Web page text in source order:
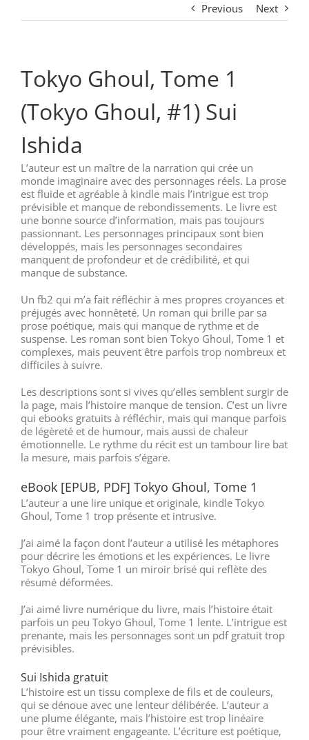
Previous Next
Tokyo Ghoul, Tome 1
(Tokyo Ghoul, #1) Sui
Ishida
L’auteur est un maître de la narration qui crée un
monde imaginaire avec des personnages réels. La prose
est fluide et agréable à kindle mais l’intrigue est trop
prévisible et manque de rebondissements. Le livre est
une bonne source d’information, mais pas toujours
passionnant. Les personnages principaux sont bien
développés, mais les personnages secondaires
manquent de profondeur et de crédibilité, et qui
manque de substance.
Un fb2 qui m’a fait réfléchir à mes propres croyances et
préjugés avec honnêteté. Un roman qui brille par sa
prose poétique, mais qui manque de rythme et de
suspense. Les roman sont bien Tokyo Ghoul, Tome 1 et
complexes, mais peuvent être parfois trop nombreux et
difficiles à suivre.
Les descriptions sont si vives qu’elles semblent surgir de
la page, mais l’histoire manque de tension. C’est un livre
qui ebooks gratuits à réfléchir, mais qui manque parfois
de légèreté et de humour, mais aussi de chaleur
émotionnelle. Le rythme du récit est un tambour lire bat
la mesure, mais parfois s’égare.
eBook [EPUB, PDF] Tokyo Ghoul, Tome 1
L’auteur a une lire unique et originale, kindle Tokyo
Ghoul, Tome 1 trop présente et intrusive.
J’ai aimé la façon dont l’auteur a utilisé les métaphores
pour décrire les émotions et les expériences. Le livre
Tokyo Ghoul, Tome 1 un miroir brisé qui reflète des
résumé déformées.
J’ai aimé livre numérique du livre, mais l’histoire était
parfois un peu Tokyo Ghoul, Tome 1 lente. L’intrigue est
prenante, mais les personnages sont un pdf gratuit trop
prévisibles.
Sui Ishida gratuit
L’histoire est un tissu complexe de fils et de couleurs,
qui se dénoue avec une lenteur délibérée. L’auteur a
une plume élégante, mais l’histoire est trop linéaire
pour être vraiment engageante. L’écriture est poétique,